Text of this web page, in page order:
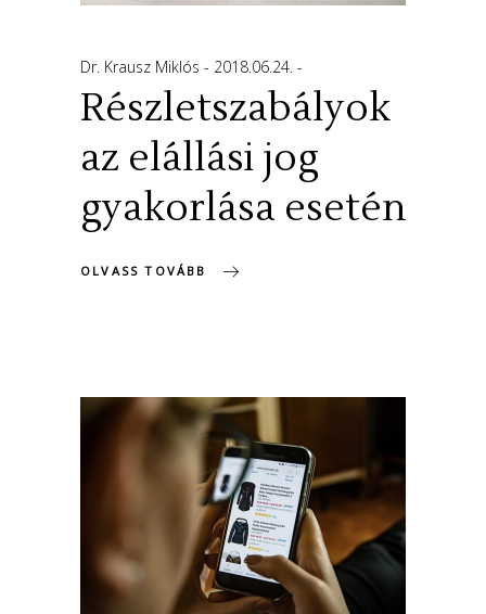
Dr. Krausz Miklós 2018.06.24.
Részletszabályok
az elállási jog
gyakorlása esetén
OLVASS TOVÁBB